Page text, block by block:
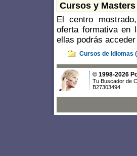
Cursos y
El centro
oferta formativa en
ellas podrás
Cursos de Idiomas
© 1998-2026
Tu Buscador de
B27303494